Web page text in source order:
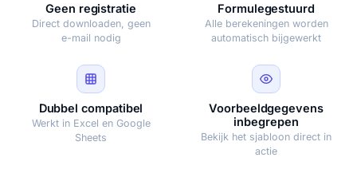
Geen registratie
Direct downloaden, geen
e-mail nodig
Formulegestuurd
Alle berekeningen worden
automatisch bijgewerkt
Dubbel compatibel
Werkt in Excel en Google
Sheets
Voorbeeldgegevens
inbegrepen
Bekijk het sjabloon direct in
actie